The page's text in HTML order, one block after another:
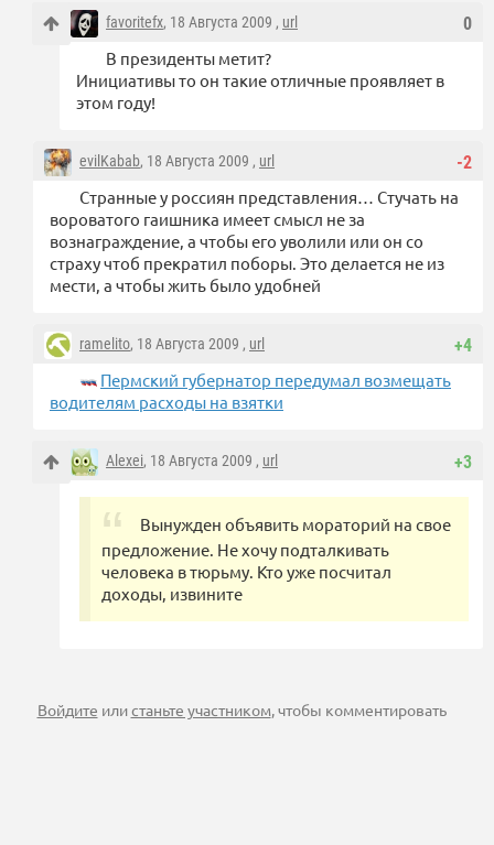
0
favoritefx, 18 Августа 2009 , url
В президенты метит?
Инициативы то он такие отличные проявляет в
этом году!
-2
evilKabab, 18 Августа 2009 , url
Странные у россиян представления… Стучать на
вороватого гаишника имеет смысл не за
вознаграждение, а чтобы его уволили или он со
страху чтоб прекратил поборы. Это делается не из
мести, а чтобы жить было удобней
+4
ramelito, 18 Августа 2009 , url
Пермский губернатор передумал возмещать
водителям расходы на взятки
+3
Alexei, 18 Августа 2009 , url
Вынужден объявить мораторий на свое
предложение. Не хочу подталкивать
человека в тюрьму. Кто уже посчитал
доходы, извините
Войдите илистаньте участником, чтобы комментировать